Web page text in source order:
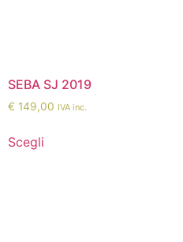
SEBA SJ 2019
€ 149,00 IVA inc.
Scegli